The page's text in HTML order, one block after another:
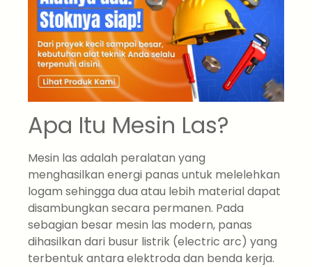
Apa Itu Mesin Las?
Mesin las adalah peralatan yang
menghasilkan energi panas untuk melelehkan
logam sehingga dua atau lebih material dapat
disambungkan secara permanen. Pada
sebagian besar mesin las modern, panas
dihasilkan dari busur listrik (electric arc) yang
terbentuk antara elektroda dan benda kerja.